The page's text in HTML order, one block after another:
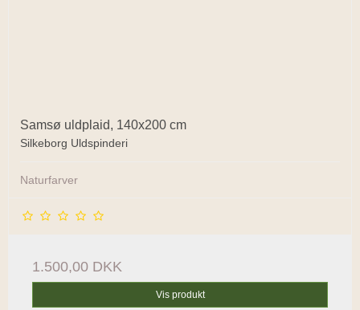
Samsø uldplaid, 140x200 cm
Silkeborg Uldspinderi
Naturfarver
1.500,00 DKK
Vis produkt